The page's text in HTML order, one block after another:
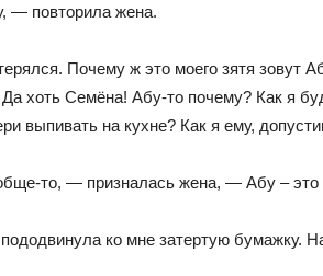
— повторила жена.
Почему ж это моего зятя зовут
хоть Семёна! Абу-то почему? Как я
выпивать на кухне? Как я ему,
то, — призналась жена, — Абу – это
ко мне затертую